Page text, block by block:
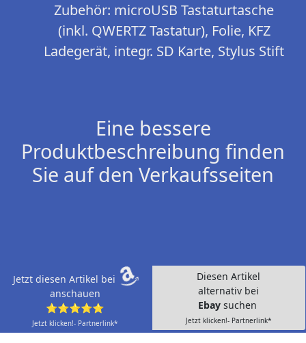
Zubehör: microUSB Tastaturtasche
(inkl. QWERTZ Tastatur), Folie, KFZ
Ladegerät, integr. SD Karte, Stylus Stift
Eine bessere
Produktbeschreibung finden
Sie auf den Verkaufsseiten
Jetzt diesen Artikel bei
anschauen
⭐⭐⭐⭐⭐
Jetzt klicken!- Partnerlink*
Diesen Artikel
alternativ bei
Ebay suchen
Jetzt klicken!- Partnerlink*